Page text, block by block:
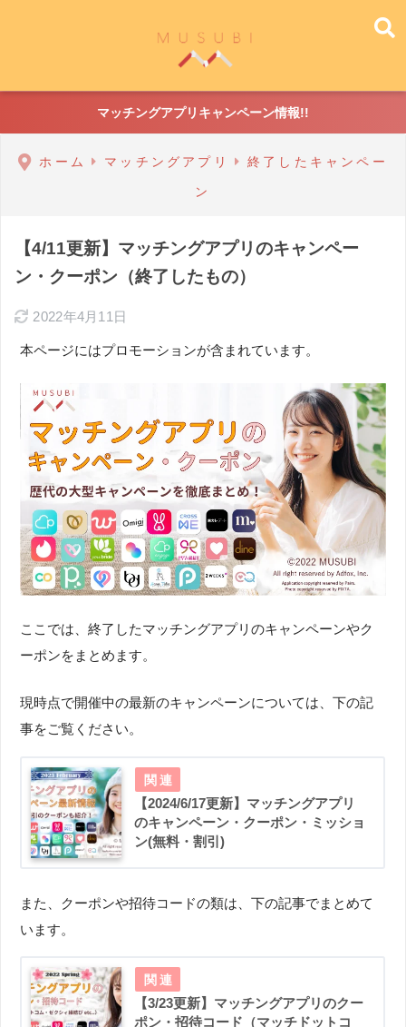
マッチングアプリキャンペーン情報!!
ホーム マッチングアプリ 終了したキャンペー
ン
【4/11更新】マッチングアプリのキャンペー
ン・クーポン（終了したもの）
2022年4月11日
本ページにはプロモーションが含まれています。
ここでは、終了したマッチングアプリのキャンペーンやク
ーポンをまとめます。
現時点で開催中の最新のキャンペーンについては、下の記
事をご覧ください。
【2024/6/17更新】マッチングアプリ
のキャンペーン・クーポン・ミッショ
ン(無料・割引)
また、クーポンや招待コードの類は、下の記事でまとめて
います。
【3/23更新】マッチングアプリのクー
ポン・招待コード（マッチドットコ